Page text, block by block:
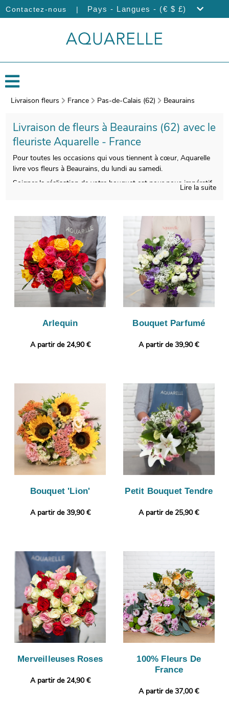
Contactez-nous | Pays - Langues - (€ $ £)
Livraison fleurs France Pas-de-Calais (62) Beaurains
Livraison de fleurs à Beaurains (62) avec le
fleuriste Aquarelle - France
Pour toutes les occasions qui vous tiennent à cœur, Aquarelle
livre vos fleurs à Beaurains, du lundi au samedi.
Soigner la réalisation de votre bouquet est pour nous impératif,
artisans photographieront votre bouquet. Puis, la livraison au
destinataire sera effectuée, après vous avoir envoyé la photo.
Rendez votre présent plus personnel encore en joignant selon
vos envies une photo ou un message personnalisé.
Lire la suite
Arlequin
A partir de 24,90 €
Bouquet Parfumé
A partir de 39,90 €
Bouquet 'Lion'
A partir de 39,90 €
Petit Bouquet Tendre
A partir de 25,90 €
Merveilleuses Roses
A partir de 24,90 €
100% Fleurs De
France
A partir de 37,00 €